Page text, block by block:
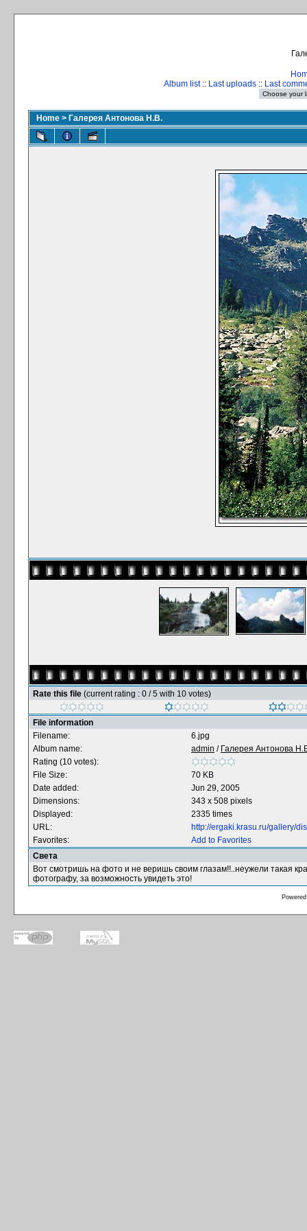
Album list:: Last uploads :: Last
Home > Галерея Антонова Н.В.
Rate this file (current rating : 0 / 5 with 10 votes)
File information
Filename:
6.jpg
Album name:
admin / Галерея Антонова
Rating (10 votes):
File Size:
70 KB
Date added:
Jun 29, 2005
Dimensions:
343 x 508 pixels
Displayed:
2335 times
URL:
http://ergaki.krasu.ru/gallery/
Favorites:
Add to Favorites
Света
Вот смотришь на фото и не веришь своим глазам!!..неужели такая
фотографу, за возможность увидеть это!